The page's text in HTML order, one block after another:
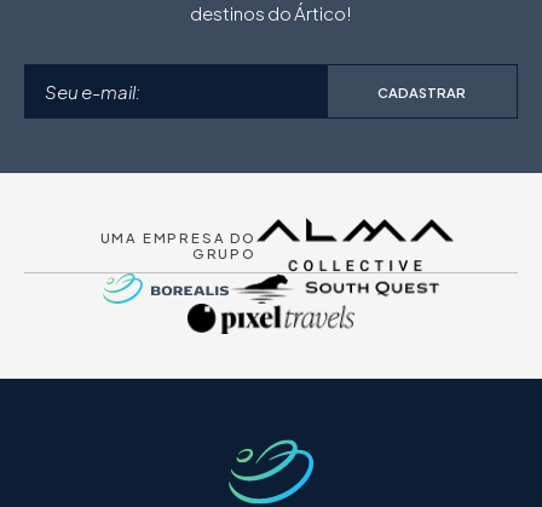
destinos do Ártico!
CADASTRAR
UMA EMPRESA DO
GRUPO